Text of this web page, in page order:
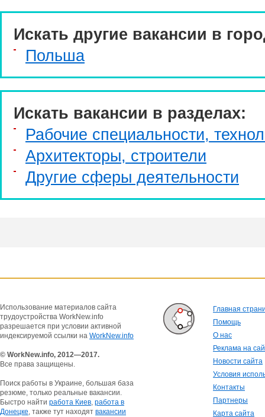
Искать другие вакансии в
Польша
Искать вакансии в разделах:
Рабочие специальности,
Архитекторы, строители
Другие сферы деятельности
Использование материалов сайта
трудоустройства WorkNew.info
разрешается при условии активной
индексируемой ссылки на WorkNew.info
© WorkNew.info, 2012—2017.
Все права защищены.
Поиск работы в Украине, большая база
резюме, только реальные вакансии.
Быстро найти работа Киев, работа в
Донецке, также тут находят вакансии
Главная
Помощь
О нас
Реклама на
Новости сайта
Условия
Контакты
Партнеры
Карта сайта